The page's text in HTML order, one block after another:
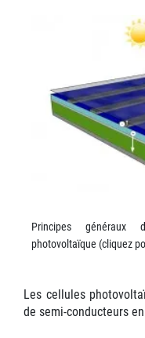
Principes généraux
photovoltaïque (cliquez
Les cellules
de semi-conducteurs